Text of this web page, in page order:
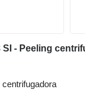
SI - Peeling